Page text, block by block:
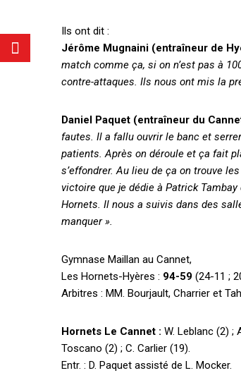
Ils ont dit :
Jérôme Mugnaini (entraîneur de
match comme ça, si on n’est pas à
contre-attaques. Ils nous ont mis la
Daniel Paquet (entraîneur du
fautes. Il a fallu ouvrir le banc et
patients. Après on déroule et ça fait
s’effondrer. Au lieu de ça on trouve
victoire que je dédie à Patrick
Hornets. Il nous a suivis dans des
manquer ».
Gymnase Maillan au Cannet,
Les Hornets-Hyères : 94-59 (24-11 ;
Arbitres : MM. Bourjault, Charrier et
Hornets Le Cannet : W. Leblanc (2) ;
Toscano (2) ; C. Carlier (19).
Entr. : D. Paquet assisté de L. Mocker.